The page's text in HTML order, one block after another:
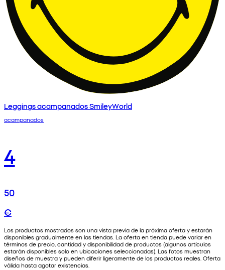
Leggings acampanados SmileyWorld
acampanados
4
50
€
Los productos mostrados son una vista previa de la próxima oferta y estarán
disponibles gradualmente en las tiendas. La oferta en tienda puede variar en
términos de precio, cantidad y disponibilidad de productos (algunos artículos
estarán disponibles solo en ubicaciones seleccionadas). Las fotos muestran
diseños de muestra y pueden diferir ligeramente de los productos reales. Oferta
válida hasta agotar existencias.